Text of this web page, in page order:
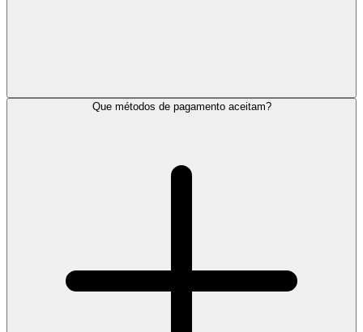
Que métodos de pagamento aceitam?